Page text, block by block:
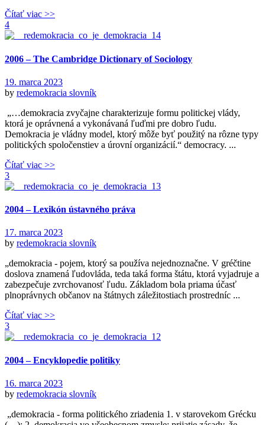
Čítať viac >>
4
2006 – The Cambridge Dictionary of Sociology
19. marca 2023
by redemokracia slovník
„…demokracia zvyčajne charakterizuje formu politickej vlády,
ktorá je oprávnená a vykonávaná ľuďmi pre dobro ľudu.
Demokracia je vládny model, ktorý môže byť použitý na rôzne typy
politických spoločenstiev a úrovní organizácií.“ democracy. ...
Čítať viac >>
3
2004 – Lexikón ústavného práva
17. marca 2023
by redemokracia slovník
„demokracia - pojem, ktorý sa používa nejednoznačne. V gréčtine
doslova znamená ľudovláda, teda taká forma štátu, ktorá vyjadruje a
zabezpečuje zvrchovanosť ľudu. Základom bola priama účasť
plnoprávnych občanov na štátnych záležitostiach prostredníc ...
Čítať viac >>
3
2004 – Encyklopedie politiky
16. marca 2023
by redemokracia slovník
„demokracia - forma politického zriadenia 1. v starovekom Grécku